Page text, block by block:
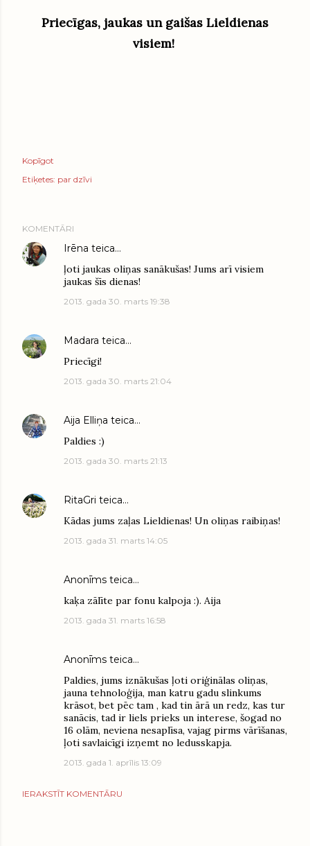
Priecīgas, jaukas un gaišas Lieldienas
visiem!
Kopīgot
Etiķetes: par dzīvi
KOMENTĀRI
Irēna teica…
ļoti jaukas oliņas sanākušas! Jums arī visiem
jaukas šīs dienas!
2013. gada 30. marts 19:38
Madara teica…
Priecīgi!
2013. gada 30. marts 21:04
Aija Elliņa teica…
Paldies :)
2013. gada 30. marts 21:13
RitaGri teica…
Kādas jums zaļas Lieldienas! Un oliņas raibiņas!
2013. gada 31. marts 14:05
Anonīms teica…
kaķa zālīte par fonu kalpoja :). Aija
2013. gada 31. marts 16:58
Anonīms teica…
Paldies, jums iznākušas ļoti oriģinālas oliņas,
jauna tehnoloģija, man katru gadu slinkums
krāsot, bet pēc tam , kad tin ārā un redz, kas tur
sanācis, tad ir liels prieks un interese, šogad no
16 olām, neviena nesaplīsa, vajag pirms vārīšanas,
ļoti savlaicīgi izņemt no ledusskapja.
2013. gada 1. aprīlis 13:09
IERAKSTĪT KOMENTĀRU